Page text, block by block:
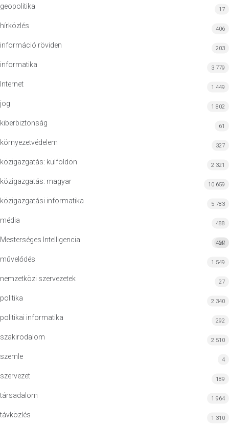
geopolitika 17
hírközlés 406
információ röviden 203
informatika 3 779
Internet 1 449
jog 1 802
kiberbiztonság 61
környezetvédelem 327
közigazgatás: külföldön 2 321
közigazgatás: magyar 10 659
közigazgatási informatika 5 783
média 488
Mesterséges Intelligencia MI
427
művelődés 1 549
nemzetközi szervezetek 27
politika 2 340
politikai informatika 292
szakirodalom 2 510
szemle 4
szervezet 189
társadalom 1 964
távközlés 1 310